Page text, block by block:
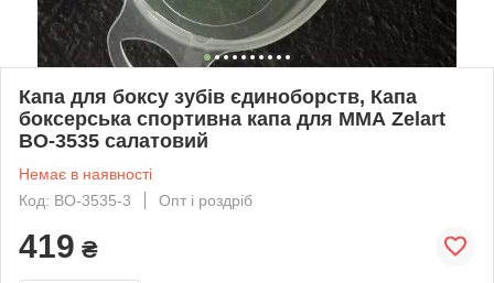
Капа для боксу зубів єдиноборств, Капа
боксерська спортивна капа для ММА Zelart
BO-3535 салатовий
Немає в наявності
Код: BO-3535-3
Опт і роздріб
419 ₴